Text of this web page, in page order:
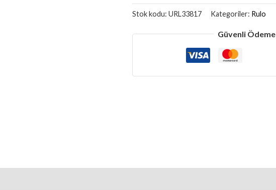
Stok kodu:URL33817 Kategoriler: Rulo
Güvenli Ödeme